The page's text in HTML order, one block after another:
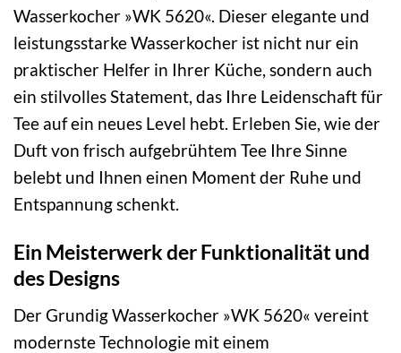
Wasserkocher »WK 5620«. Dieser elegante und
leistungsstarke Wasserkocher ist nicht nur ein
praktischer Helfer in Ihrer Küche, sondern auch
ein stilvolles Statement, das Ihre Leidenschaft für
Tee auf ein neues Level hebt. Erleben Sie, wie der
Duft von frisch aufgebrühtem Tee Ihre Sinne
belebt und Ihnen einen Moment der Ruhe und
Entspannung schenkt.
Ein Meisterwerk der Funktionalität und
des Designs
Der Grundig Wasserkocher »WK 5620« vereint
modernste Technologie mit einem